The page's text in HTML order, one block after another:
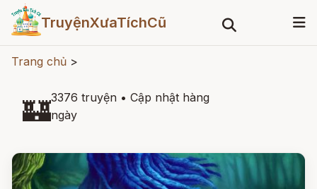
TruyệnXưaTíchCũ
Trang chủ >
🏰3376 truyện • Cập nhật hàng
ngày